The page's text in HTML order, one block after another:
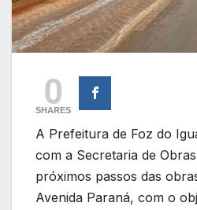
0
SHARES
A Prefeitura de Foz do
com a Secretaria de
próximos passos das
Avenida Paraná, com o